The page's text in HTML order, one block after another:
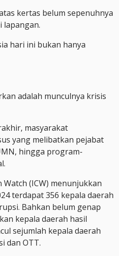
kertas belum sepenuhnya
lapangan.
hari ini bukan hanya
adalah munculnya krisis
masyarakat
yang melibatkan pejabat
hingga program-
(ICW) menunjukkan
terdapat 356 kepala daerah
Bahkan belum genap
kepala daerah hasil
sejumlah kepala daerah
dan OTT.